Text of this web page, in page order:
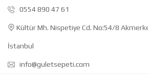
0554 890 47 61
Kültür Mh. Nispetiye Cd. No:54/8
İstanbul
info@guletsepeti.com